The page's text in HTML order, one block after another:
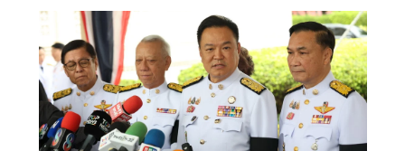
มาอย่างต่อเนื่อง และไม่น่าจะทำให้ผลของคดีเปลี่ยนแปลงไป
จากเดิม นายธนพรกล่าวว่า ในช่วงที่ พ.ต.อ.ทวี สอดส่อง ดำรง
ตำแหน่งรัฐมนตรีว่าการกระทรวงยุติธรรม และกำกับดูแลกรม
สอบสวนคดีพิเศษ (DSI) และ นายภูมิธรรม เวชชยชัย